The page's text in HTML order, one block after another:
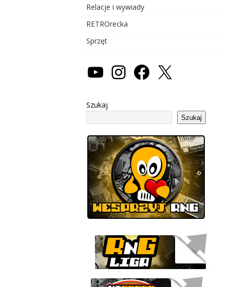
Relacje i wywiady
RETROrecka
Sprzęt
Szukaj
Szukaj